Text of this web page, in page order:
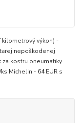
kilometrový výkon) -
nepoškodenej
za kostru pneumatiky
Michelin - 64 EUR s